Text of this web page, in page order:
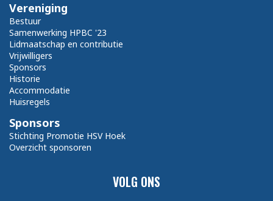
VOLG ONS
Vereniging
Bestuur
Samenwerking HPBC '23
Lidmaatschap en contributie
Vrijwilligers
Sponsors
Historie
Accommodatie
Huisregels
Sponsors
Stichting Promotie HSV Hoek
Overzicht sponsoren